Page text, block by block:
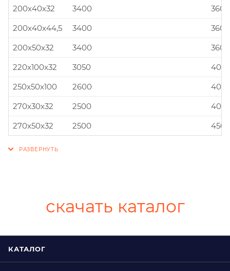
200x40x32
3400
200x40x44,5
3400
200x50x32
3400
220x100x32
3050
250x50x100
2600
270x30x32
2500
270x50x32
2500
скачать каталог
КАТАЛОГ